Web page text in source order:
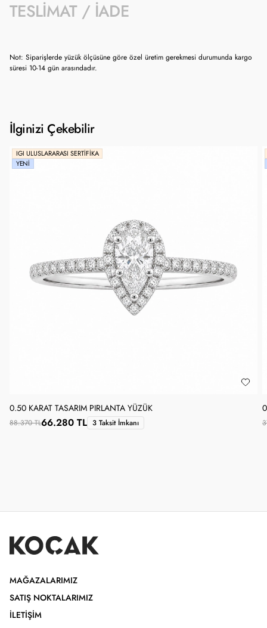
TESLIMAT / İADE
Not: Siparişlerde yüzük ölçüsüne göre özel üretim gerekmesi durumunda kargo
süresi 10-14 gün arasındadır.
İlginizi Çekebilir
IGI ULUSLARARASI SERTIFIKA
YENI
0.50 KARAT TASARIM PIRLANTA YÜZÜK
88.370 TL66.280 TL 3 Taksit İmkanı
MAĞAZALARIMIZ
SATIŞ NOKTALARIMIZ
İLETIŞIM